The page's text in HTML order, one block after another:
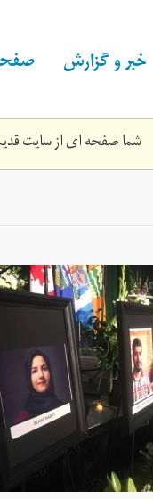
خبر و گزارش
شما صفحه ای از سایت